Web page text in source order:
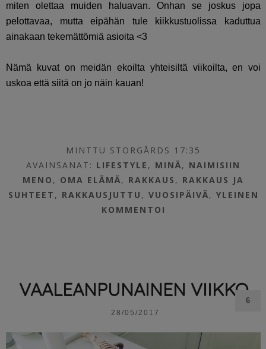
miten olettaa muiden haluavan. Onhan se joskus jopa
pelottavaa, mutta eipähän tule kiikkustuolissa kaduttua
ainakaan tekemättömiä asioita <3
Nämä kuvat on meidän ekoilta yhteisiltä viikoilta, en voi
uskoa että siitä on jo näin kauan!
MINTTU STORGÅRDS 17:35
AVAINSANAT: LIFESTYLE , MINÄ, NAIMISIIN
MENO , OMA ELÄMÄ, RAKKAUS , RAKKAUS JA
SUHTEET , RAKKAUSJUTTU , VUOSIPÄIVÄ, YLEINEN
KOMMENTOI
VAALEANPUNAINEN VIIKKO
28/05/2017
6